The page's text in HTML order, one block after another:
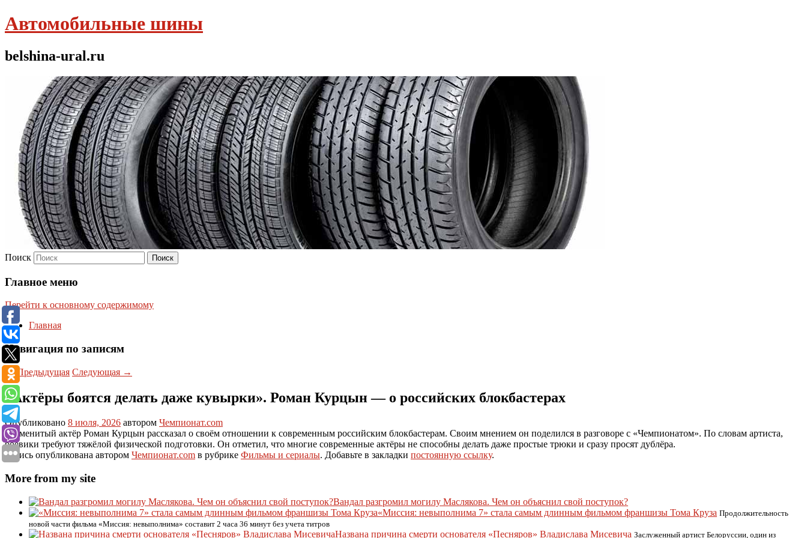
Автомобильные шины
belshina-ural.ru
Поиск
Главное меню
Перейти к основному содержимому
Главная
Навигация по записям
←Предыдущая Следующая →
«Актёры боятся делать даже кувырки». Роман Курцын — о российских блокбастерах
Опубликовано 8 июля, 2026 автором Чемпионат.com
Знаменитый актёр Роман Курцын рассказал о своём отношении к современным российским блокбастерам. Своим мнением он поделился в разговоре с «Чемпионатом». По словам артиста,
боевики требуют тяжёлой физической подготовки. Он отметил, что многие современные актёры не способны делать даже простые трюки и сразу просят дублёра.
Запись опубликована автором Чемпионат.com в рубрике Фильмы и сериалы. Добавьте в закладки постоянную ссылку.
More from my site
Вандал разгромил могилу Маслякова. Чем он объяснил свой поступок?
«Миссия: невыполнима 7» стала самым длинным фильмом франшизы Тома Круза Продолжительность
новой части фильма «Миссия: невыполнима» составит 2 часа 36 минут без учета титров
Названа причина смерти основателя «Песняров» Владислава Мисевича Заслуженный артист Белоруссии, один из